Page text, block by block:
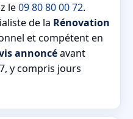
le09 80 80 00 72.
de la Rénovation
et compétent en
annoncéavant
y compris jours